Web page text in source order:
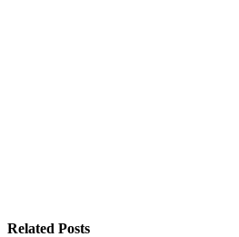
Related Posts